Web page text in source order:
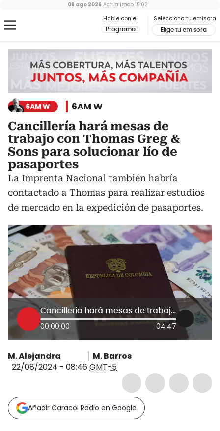
Hable con el
Programa
Selecciona tu emisora
Elige tu emisora
08 ago 2026 Actualizado 15:02
6AM W 6AM W
Cancillería hará mesas de
trabajo con Thomas Greg &
Sons para solucionar lío de
pasaportes
La Imprenta Nacional también habría
contactado a Thomas para realizar estudios
de mercado en la expedición de pasaportes.
Cancillería hará mesas de trabajo con Thomas Greg & Sons para solucionar lío de pasaportes
00:00:00 04:47
M. Alejandra
M. Barros
22/08/2024 - 08:46 GMT-5
Añadir Caracol Radio en Google